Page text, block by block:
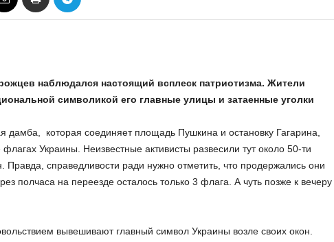
наблюдался настоящий всплеск патриотизма. Жители
символикой его главные улицы и затаенные уголки
дамба, которая соединяет площадь Пушкина и остановку Гагарина,
флагах Украины. Неизвестные активисты развесили тут около 50-ти
Правда, справедливости ради нужно отметить, что продержались они
полчаса на переезде осталось только 3 флага. А чуть позже к вечеру
вывешивают главный символ Украины возле своих окон.